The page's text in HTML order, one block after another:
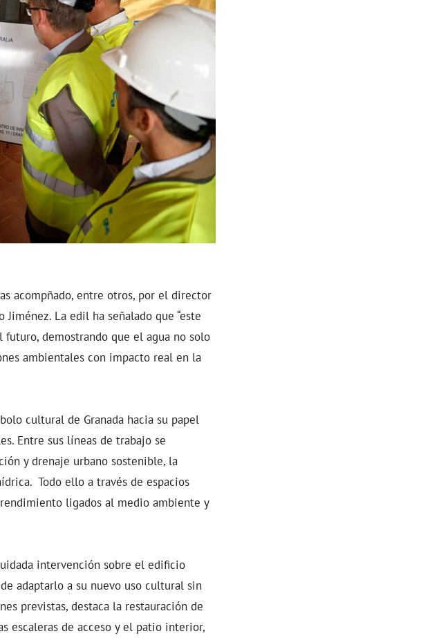
acompñado, entre otros, por el director
La edil ha señalado que “este
demostrando que el agua no solo
ambientales con impacto real en la
cultural de Granada hacia su papel
Entre sus líneas de trabajo se
y drenaje urbano sostenible, la
Todo ello a través de espacios
ligados al medio ambiente y
intervención sobre el edificio
adaptarlo a su nuevo uso cultural sin
previstas, destaca la restauración de
escaleras de acceso y el patio interior,